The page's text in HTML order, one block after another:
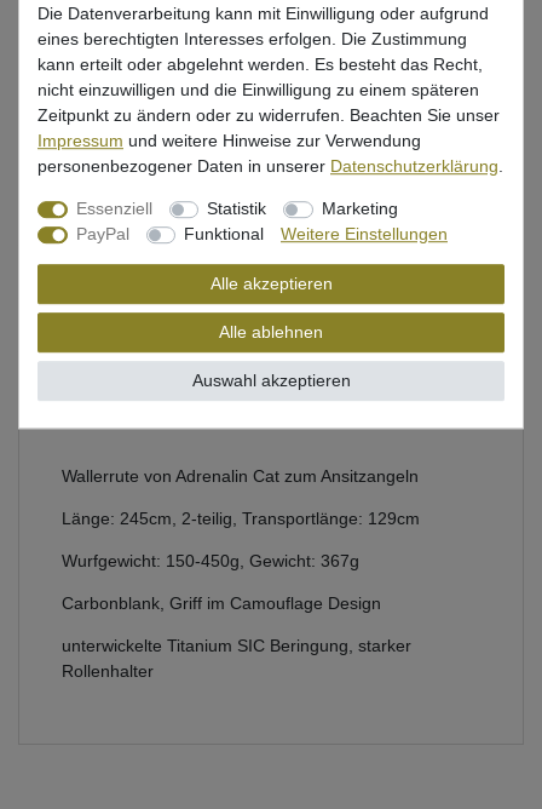
In den Warenkorb
Wunschliste
Beschreibung
Produktsicherheit
Wallerrute von Adrenalin Cat zum Ansitzangeln
Länge: 245cm, 2-teilig, Transportlänge: 129cm
Wurfgewicht: 150-450g, Gewicht: 367g
Carbonblank, Griff im Camouflage Design
unterwickelte Titanium SIC Beringung, starker
Rollenhalter
Die Datenverarbeitung kann mit Einwilligung oder aufgrund
eines berechtigten Interesses erfolgen. Die Zustimmung
kann erteilt oder abgelehnt werden. Es besteht das Recht,
nicht einzuwilligen und die Einwilligung zu einem späteren
Zeitpunkt zu ändern oder zu widerrufen. Beachten Sie unser
Impressum und weitere Hinweise zur Verwendung
personenbezogener Daten in unserer Daten­schutz­erklärung.
Essenziell Statistik
Marketing
PayPal
Funktional Weitere Einstellungen
Alle akzeptieren
Alle ablehnen
Auswahl akzeptieren